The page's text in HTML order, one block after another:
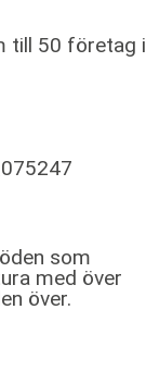
till 50 företag i
som
med över
över.